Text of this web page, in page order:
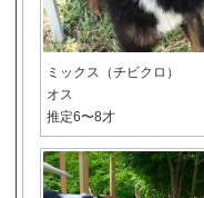
ミックス（チビクロ）
オス
推定6〜8才